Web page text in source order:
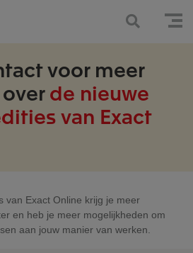
voor meer
de nieuwe
van Exact
van Exact Online krijg je meer
en heb je meer mogelijkheden om
aan jouw manier van werken.